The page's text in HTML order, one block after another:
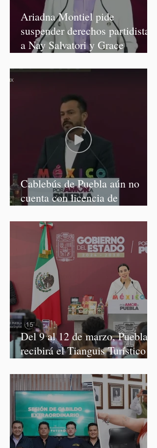
Ariadna Montiel pide
suspender derechos partidistas
a Nay Salvatori y Grace
Cablebús de Puebla aún no
cuenta con licencia de
Del 9 al 12 de marzo, Puebla
recibirá el Tianguis Turístico